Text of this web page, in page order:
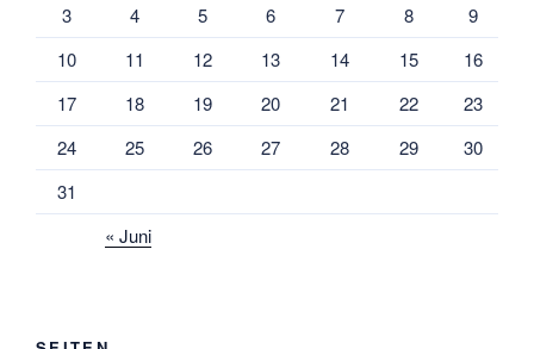
3
4 5 6 7 8
9
10
11 12 13 14 15
16
17
18 19 20 21 22
23
24
25 26 27 28 29
30
31
« Juni